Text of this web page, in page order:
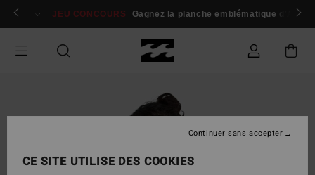
Passer
Se connecter / s'inscrire
JEU CONCOURS Gagnez la planche emblématique d'Andy
CE SITE UTILISE DES COOKIES
Continuer sans accepter